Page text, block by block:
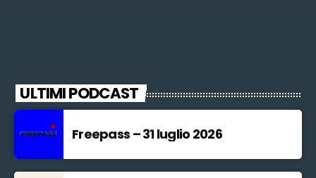
ULTIMI PODCAST
Freepass – 31 luglio 2026